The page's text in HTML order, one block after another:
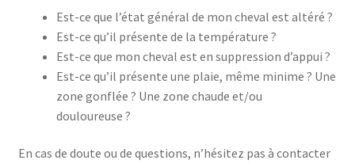
Est-ce que l’état général de mon cheval est altéré ?
Est-ce qu’il présente de la température ?
Est-ce que mon cheval est en suppression d’appui ?
Est-ce qu’il présente une plaie, même minime ? Une
zone gonflée ? Une zone chaude et/ou
douloureuse ?
En cas de doute ou de questions, n’hésitez pas à contacter